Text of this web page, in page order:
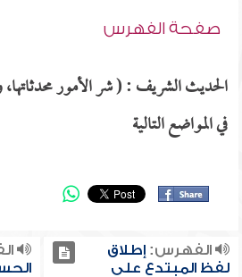
صفحة الفهرس
الحديث الشريف : ( شر الأمور
في المواضع التالية
الفهرس:إطلاق
لفظ المبتدع على